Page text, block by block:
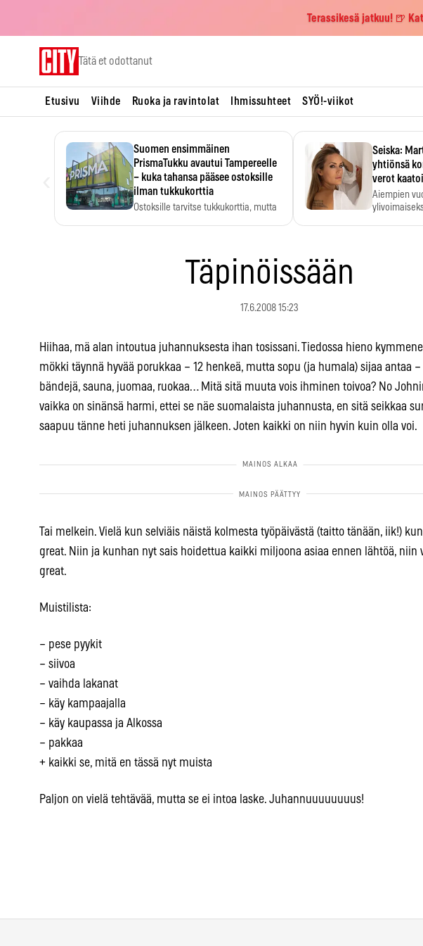
Terassikesä jatkuu! 🍺
Tätä et odottanut
Etusivu Viihde Ruoka ja ravintolat Ihmissuhteet SYÖ!-viikot
Suomen ensimmäinen
PrismaTukku avautui Tampereelle
– kuka tahansa pääsee ostoksille
ilman tukkukorttia
Ostoksille tarvitse tukkukorttia, mutta
Seiska:
yhtiönsä
verot
Aiempien
Täpinöissään
17.6.2008 15:23
Hiihaa, mä alan intoutua juhannuksesta ihan tosissani. Tiedossa hieno
mökki täynnä hyvää porukkaa – 12 henkeä, mutta sopu (ja humala) sijaa antaa
bändejä, sauna, juomaa, ruokaa… Mitä sitä muuta vois ihminen toivoa? No
vaikka on sinänsä harmi, ettei se näe suomalaista juhannusta, en sitä seikkaa
saapuu tänne heti juhannuksen jälkeen. Joten kaikki on niin hyvin kuin olla voi.
Tai melkein. Vielä kun selviäis näistä kolmesta työpäivästä (taitto tänään, iik!)
great. Niin ja kunhan nyt sais hoidettua kaikki miljoona asiaa ennen lähtöä, niin
great.
Muistilista:
– pese pyykit
– siivoa
– vaihda lakanat
– käy kampaajalla
– käy kaupassa ja Alkossa
– pakkaa
+ kaikki se, mitä en tässä nyt muista
Paljon on vielä tehtävää, mutta se ei intoa laske. Juhannuuuuuuuus!